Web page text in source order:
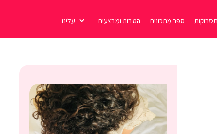
תסרוקות ספר מתכונים הטבות ומבצעים עלינו